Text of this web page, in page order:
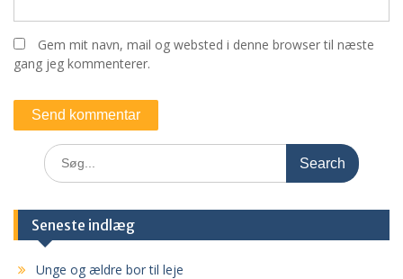
Gem mit navn, mail og websted i denne browser til næste
gang jeg kommenterer.
Search
for:
Seneste indlæg
Unge og ældre bor til leje